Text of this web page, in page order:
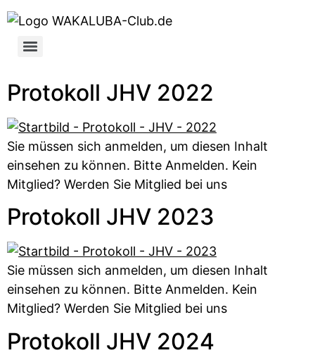
Protokoll JHV 2022
Sie müssen sich anmelden, um diesen Inhalt
einsehen zu können. Bitte Anmelden. Kein
Mitglied? Werden Sie Mitglied bei uns
Protokoll JHV 2023
Sie müssen sich anmelden, um diesen Inhalt
einsehen zu können. Bitte Anmelden. Kein
Mitglied? Werden Sie Mitglied bei uns
Protokoll JHV 2024